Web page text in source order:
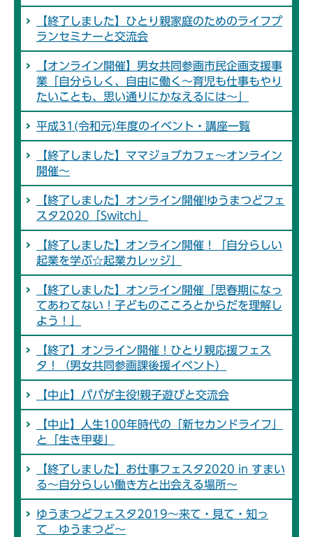
【終了しました】ひとり親家庭のためのライフプ
ランセミナーと交流会
【オンライン開催】男女共同参画市民企画支援事
業「自分らしく、自由に働く～育児も仕事もやり
たいことも、思い通りにかなえるには～」
平成31(令和元)年度のイベント・講座一覧
【終了しました】ママジョブカフェ～オンライン
開催～
【終了しました】オンライン開催!ゆうまつどフェ
スタ2020「Switch」
【終了しました】オンライン開催！「自分らしい
起業を学ぶ☆起業カレッジ」
【終了しました】オンライン開催「思春期になっ
てあわてない！子どものこころとからだを理解し
よう！」
【終了】オンライン開催！ひとり親応援フェス
タ！（男女共同参画課後援イベント）
【中止】パパが主役!親子遊びと交流会
【中止】人生100年時代の「新セカンドライフ」
と「生き甲斐」
【終了しました】お仕事フェスタ2020 in すまい
る～自分らしい働き方と出会える場所～
ゆうまつどフェスタ2019～来て・見て・知っ
て ゆうまつど～